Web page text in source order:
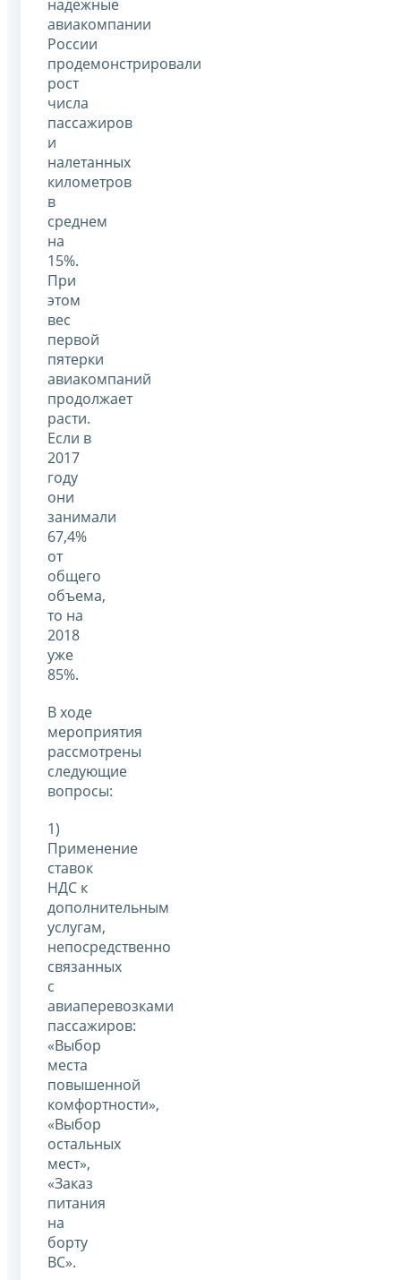
надежные
авиакомпании
России
продемонстрировали
рост
числа
пассажиров
и
налетанных
километров
в
среднем
на
15%.
При
этом
вес
первой
пятерки
авиакомпаний
продолжает
расти.
Если в
2017
году
они
занимали
67,4%
от
общего
объема,
то на
2018
уже
85%.
В ходе
мероприятия
рассмотрены
следующие
вопросы:
1)
Применение
ставок
НДС к
дополнительным
услугам,
непосредственно
связанных
с
авиаперевозками
пассажиров:
«Выбор
места
повышенной
комфортности»,
«Выбор
остальных
мест»,
«Заказ
питания
на
борту
ВС».